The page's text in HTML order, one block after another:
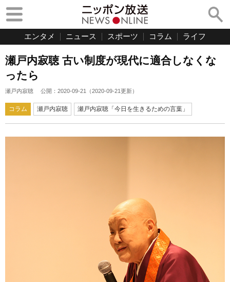
エンタメ ニュース スポーツ コラム ライフ
瀬戸内寂聴 古い制度が現代に適合しなくな
ったら
瀬戸内寂聴 公開： 2020-09-21 （2020-09-21更新）
コラム 瀬戸内寂聴 瀬戸内寂聴「今日を生きるための言葉」